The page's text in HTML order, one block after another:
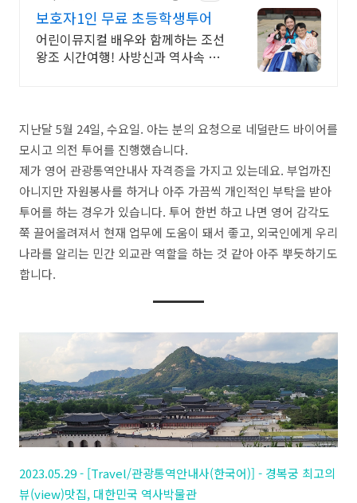
보호자1인 무료 초등학생투어
어린이뮤지컬 배우와 함께하는 조선
왕조 시간여행! 사방신과 역사속 인
지난달 5월 24일, 수요일. 아는 분의 요청으로 네덜란드 바이어를
모시고 의전 투어를 진행했습니다.
제가 영어 관광통역안내사 자격증을 가지고 있는데요. 부업까진
아니지만 자원봉사를 하거나 아주 가끔씩 개인적인 부탁을 받아
투어를 하는 경우가 있습니다. 투어 한번 하고 나면 영어 감각도
쭉 끌어올려져서 현재 업무에 도움이 돼서 좋고, 외국인에게 우리
나라를 알리는 민간 외교관 역할을 하는 것 같아 아주 뿌듯하기도
합니다.
2023.05.29 - [Travel/관광통역안내사(한국어)] - 경복궁 최고의
뷰(view)맛집, 대한민국 역사박물관